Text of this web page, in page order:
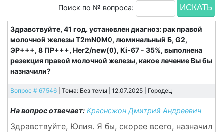
Поиск по № вопроса:
Здравствуйте, 41 год. установлен диагноз: рак правой
молочной железы Т2mN0M0, люминальный Б, G2,
ЭР+++, 8 ПР+++, Her2/new(0), Ki-67 - 35%, выполнена
резекция правой молочной железы, какое лечение Вы бы
назначили?
Вопрос # 67546 | Тема: Без темы | 12.07.2025 | Городец
На вопрос отвечает: Красножон Дмитрий Андреевич
Здравствуйте, Юлия. Я бы, скорее всего, назначил